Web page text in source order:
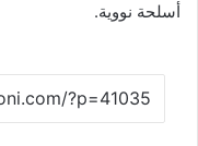
أسلحة نووية.